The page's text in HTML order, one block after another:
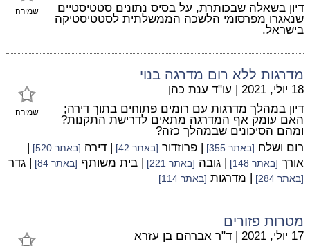
שמירה
דיון בשאלה שבכותרת, על בסיס נתונים סטטיסטיים
שנאגרו מפרסומי הלשכה הממשלתית לסטטיסטיקה
בישראל.
מדרגות ללא רום מדרגה בנוי
שמירה
18 יולי, 2021 | עו"ד ענת כהן
דיון במהלך מדרגות עם רומים פתוחים בתוך דירה;
האם עומק אף המדרגה מתאים לדרישת התקנות?
ומהם הסיכונים שבמהלך כזה?
רום ושלח [באתר 355] | פרוזדור [באתר 42] | דירה [באתר 520]
|
אורך [באתר 148] | גובה [באתר 221] | בית משותף [באתר 84] | גדר
[באתר 284] | מדרגות [באתר 114]
מטרות פזורים
17 יולי, 2021 | ד"ר אברהם בן עזרא